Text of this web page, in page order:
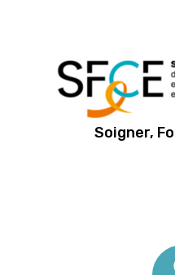
Soigner,